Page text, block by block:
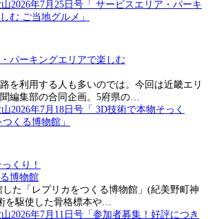
パーキングエリアで楽しむ
を利用する人も多いのでは。今回は近畿エリ
編集部の合同企画。5府県の…
くり！
博物館
した「レプリカをつくる博物館」(紀美野町神
を駆使した骨格標本や…